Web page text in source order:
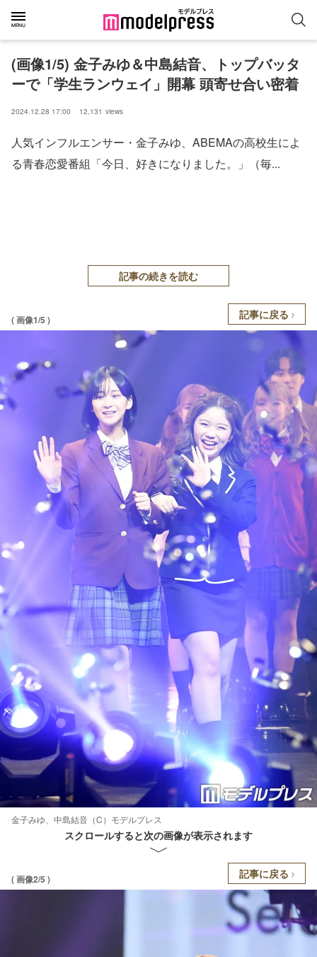
(画像1/5) 金子みゆ＆中島結音、トップバッタ
ーで「学生ランウェイ」開幕 頭寄せ合い密着
2024.12.28 17:00 12,131 views
人気インフルエンサー・金子みゆ、ABEMAの高校生によ
る青春恋愛番組「今日、好きになりました。」（毎...
記事の続きを読む
( 画像1/5 ) 記事に戻る
金子みゆ、中島結音（C）モデルプレス
スクロールすると次の画像が表示されます
( 画像2/5 ) 記事に戻る